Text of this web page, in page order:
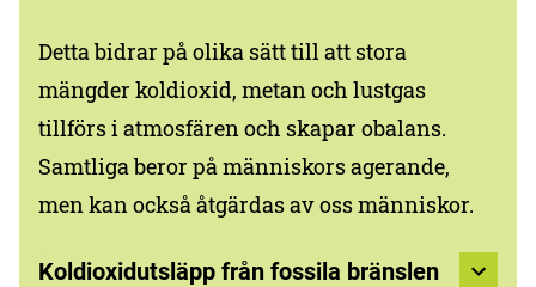
Detta bidrar på olika sätt till att stora
mängder koldioxid, metan och lustgas
tillförs i atmosfären och skapar obalans.
Samtliga beror på människors agerande,
men kan också åtgärdas av oss människor.
Koldioxidutsläpp från fossila bränslen